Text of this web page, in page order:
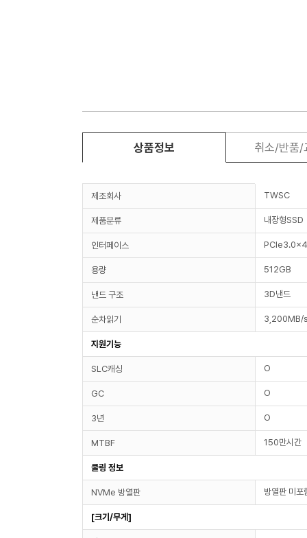
상품정보 취소/반품/
제조회사 TWSC
제품분류 내장형SSD
인터페이스
용량 512GB
낸드 구조 3D낸드
순차읽기 3,200MB/
지원기능
SLC캐싱 O
GC O
3년 O
MTBF 150만시간
쿨링 정보
NVMe 방열판 방열판 미포
[크기/무게]